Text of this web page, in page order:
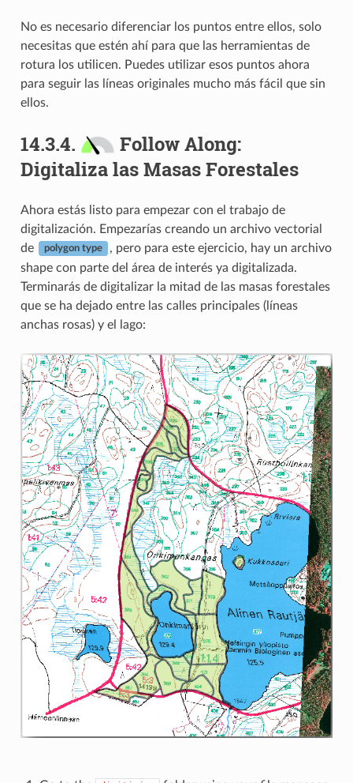
No es necesario diferenciar los puntos entre ellos, solo
necesitas que estén ahí para que las herramientas de
rotura los utilicen. Puedes utilizar esos puntos ahora
para seguir las líneas originales mucho más fácil que sin
ellos.
14.3.4.
Follow Along:
Digitaliza las Masas Forestales
Ahora estás listo para empezar con el trabajo de
digitalización. Empezarías creando un archivo vectorial
de
polygon type
, pero para este ejercicio, hay un archivo
shape con parte del área de interés ya digitalizada.
Terminarás de digitalizar la mitad de las masas forestales
que se ha dejado entre las calles principales (líneas
anchas rosas) y el lago: